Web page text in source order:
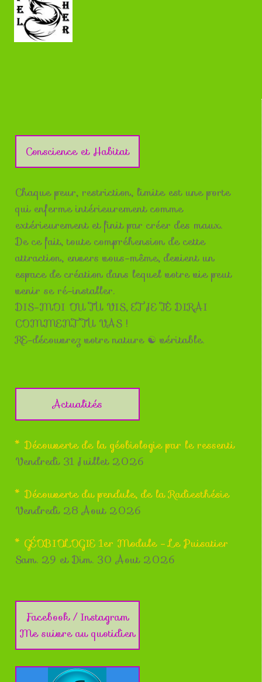
Conscience et Habitat
Chaque peur, restriction, limite est une porte
qui enferme intérieurement comme
extérieurement et finit par créer des maux.
De ce fait, toute compréhension de cette
attraction, envers vous-même, devient un
espace de création dans lequel votre vie peut
venir se ré-installer.
DIS-MOI OU TU VIS, ET JE TE DIRAI
COMMENT TU VAS !
RE-découvrez votre nature ☯ véritable.
Actualités
* Découverte de la géobiologie par le ressenti
Vendredi 31 Juillet 2026
* Découverte du pendule, de la Radiesthésie
Vendredi 28 Aout 2026
* GÉOBIOLOGIE 1er Module - Le Puisatier
Sam. 29 et Dim. 30 Aout 2026
Facebook / Instagram
Me suivre au quotidien